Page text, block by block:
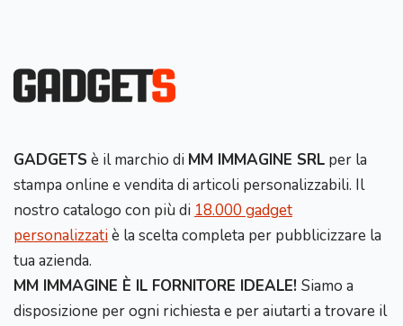
GADGETS è il marchio di MM IMMAGINE SRL per la
stampa online e vendita di articoli personalizzabili. Il
nostro catalogo con più di 18.000 gadget
personalizzatiè la scelta completa per pubblicizzare la
tua azienda.
MM IMMAGINE È IL FORNITORE IDEALE! Siamo a
disposizione per ogni richiesta e per aiutarti a trovare il